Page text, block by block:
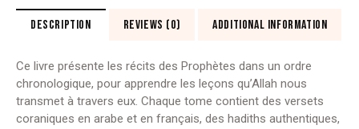
DESCRIPTION REVIEWS (0) ADDITIONAL INFORMATION
Ce livre présente les récits des Prophètes dans un ordre
chronologique, pour apprendre les leçons qu’Allah nous
transmet à travers eux. Chaque tome contient des versets
coraniques en arabe et en français, des hadiths authentiques,